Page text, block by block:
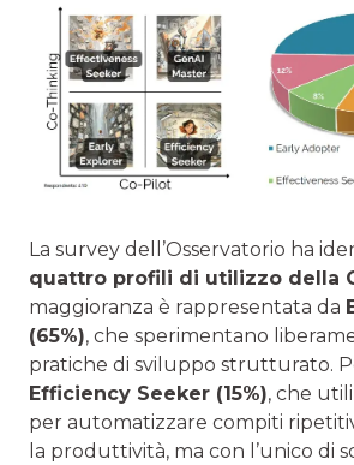
La survey dell’Osservatorio ha
quattro profili di utilizzo della
maggioranza è rappresentata da
(65%), che sperimentano
pratiche di sviluppo strutturato.
Efficiency Seeker (15%), che
per automatizzare compiti
la produttività, ma con l’unico di